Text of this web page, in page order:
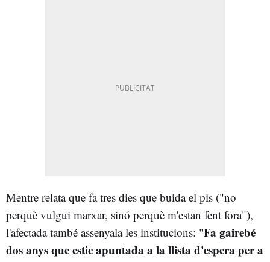
Mentre relata que fa tres dies que buida el pis ("no
perquè vulgui marxar, sinó perquè m'estan fent fora"),
l'afectada també assenyala les institucions: "Fa gairebé
dos anys que estic apuntada a la llista d'espera per a